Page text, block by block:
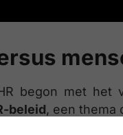
begon met het
beleid, een thema
Europa op